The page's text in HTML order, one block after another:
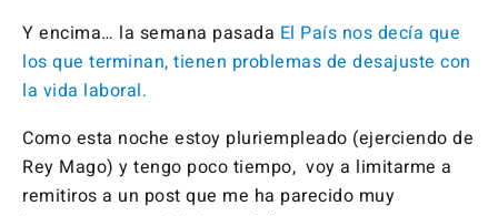
Y encima… la semana pasada El País nos decía que
los que terminan, tienen problemas de desajuste con
la vida laboral.
Como esta noche estoy pluriempleado (ejerciendo de
Rey Mago) y tengo poco tiempo, voy a limitarme a
remitiros a un post que me ha parecido muy